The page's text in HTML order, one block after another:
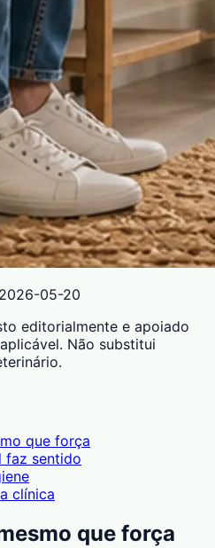
2026-05-20
editorialmente e apoiado
Não substitui
que força
faz sentido
clínica
que força